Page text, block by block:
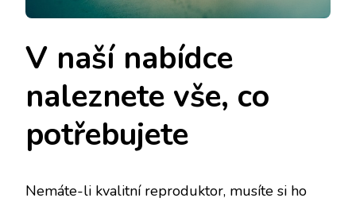
V naší nabídce
naleznete vše, co
potřebujete
Nemáte-li kvalitní reproduktor, musíte si ho